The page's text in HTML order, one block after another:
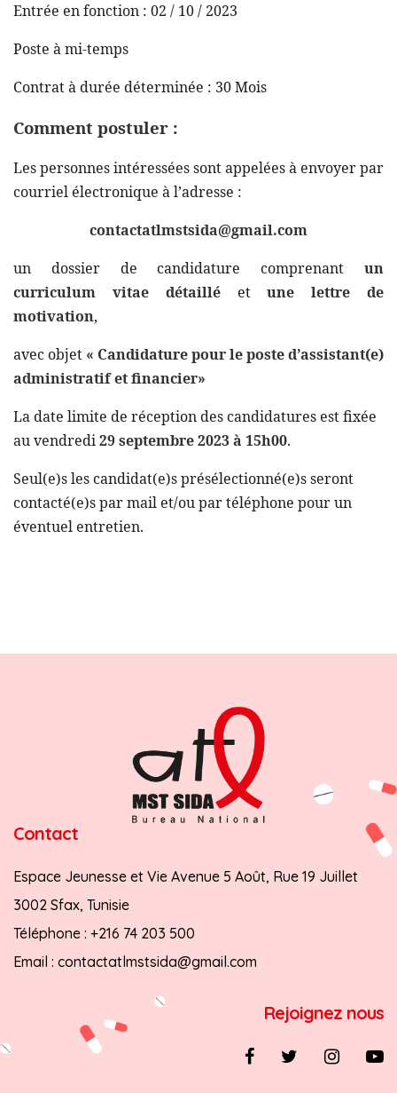
Entrée en fonction : 02 / 10 / 2023
Poste à mi-temps
Contrat à durée déterminée : 30 Mois
Comment postuler :
Les personnes intéressées sont appelées à envoyer par
courriel électronique à l’adresse :
contactatlmstsida@gmail.com
un dossier de candidature comprenant un
curriculum vitae détailléetune lettre de
motivation,
avec objet « Candidature pour le poste d’assistant(e)
administratif et financier»
La date limite de réception des candidatures est fixée
au vendredi29 septembre 2023 à 15h00.
Seul(e)s les candidat(e)s présélectionné(e)s seront
contacté(e)s par mail et/ou par téléphone pour un
éventuel entretien.
Contact
Espace Jeunesse et Vie Avenue 5 Août, Rue 19 Juillet
3002 Sfax, Tunisie
Téléphone : +216 74 203 500
Email : contactatlmstsida@gmail.com
Rejoignez nous